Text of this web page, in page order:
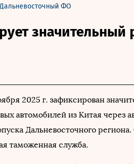
Дальневосточный ФО
значительный
2025 г. зафиксирован
автомобилей из Китая через
Дальневосточного
таможенная служба.